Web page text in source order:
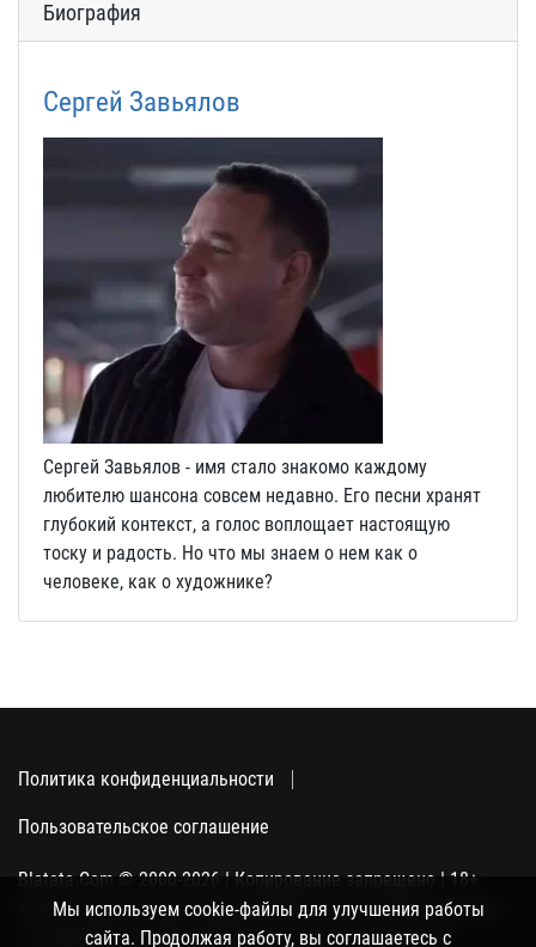
Биография
Сергей Завьялов
Сергей Завьялов - имя стало знакомо каждому
любителю шансона совсем недавно. Его песни хранят
глубокий контекст, а голос воплощает настоящую
тоску и радость. Но что мы знаем о нем как о
человеке, как о художнике?
Политика конфиденциальности
Пользовательское соглашение
Blatata.Com © 2000-2026 | Копирование запрещено | 18+
Использование сайта подразумевает ваше полное согласие
с политикой конфиденциальности, пользовательским
Мы используем cookie-файлы для улучшения работы
сайта. Продолжая работу, вы соглашаетесь с